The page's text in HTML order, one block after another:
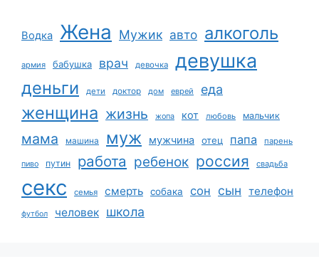
Водка Жена Мужик авто алкоголь
армия бабушка врач девочка девушка
деньги дети доктор дом еврей еда
женщина жизнь жопа кот любовь мальчик
мама машина муж мужчина отец папа парень
пиво путин работа ребенок россия свадьба
секс семья смерть собака сон сын телефон
футбол человек школа